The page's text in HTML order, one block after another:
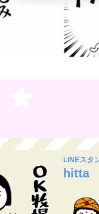
LINEスタ
hitta